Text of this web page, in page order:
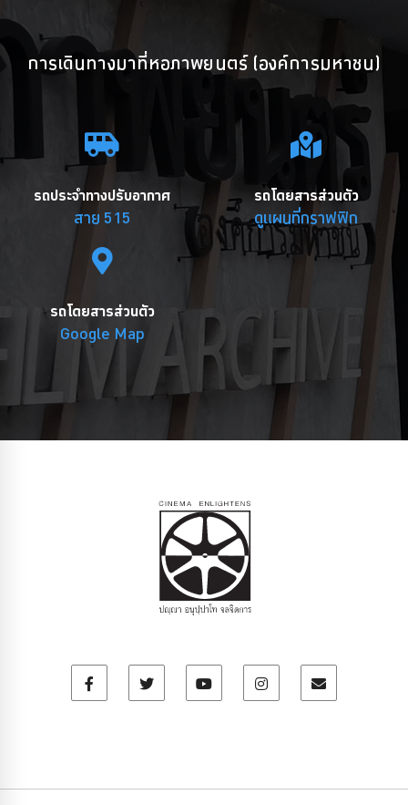
การเดินทางมาที่หอภาพยนตร์ (องค์การมหาชน)
รถประจำทางปรับอากาศ
สาย 515
รถโดยสารส่วนตัว
ดูแผนที่กราฟฟิก
รถโดยสารส่วนตัว
Google Map